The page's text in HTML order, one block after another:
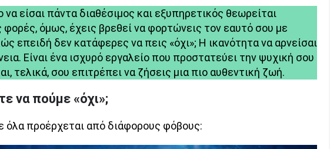
είσαι πάντα διαθέσιμος και εξυπηρετικός θεωρείται
όμως, έχεις βρεθεί να φορτώνεις τον εαυτό σου με
επειδή δεν κατάφερες να πεις «όχι»; Η ικανότητα να αρνείσαι
Είναι ένα ισχυρό εργαλείο που προστατεύει την ψυχική σου
τελικά, σου επιτρέπει να ζήσεις μια πιο αυθεντική ζωή.
να πούμε «όχι»;
όλα προέρχεται από διάφορους φόβους: